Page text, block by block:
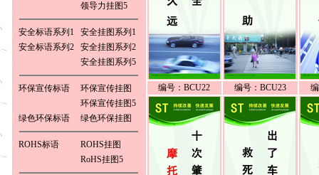
领导力挂图5
安全标语系列1
安全挂图系列1
安全标语系列2
安全挂图系列2
安全挂图系列5
环保宣传标语
环保宣传挂图
环保宣传挂图5
绿色环保标语
绿色环保挂图
ROHS标语
ROHS挂图
RoHS挂图5
编号：BCU22 编号：BCU23